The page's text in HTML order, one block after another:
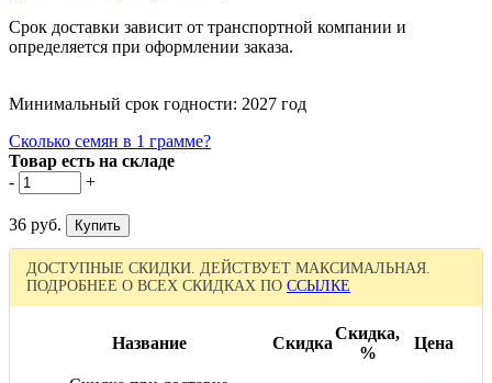
Срок доставки зависит от транспортной компании и
определяется при оформлении заказа.
Минимальный срок годности: 2027 год
Сколько семян в 1 грамме?
Товар есть на складе
-
+
36 руб.
ДОСТУПНЫЕ СКИДКИ. ДЕЙСТВУЕТ МАКСИМАЛЬНАЯ.
ПОДРОБНЕЕ О ВСЕХ СКИДКАХ ПО ССЫЛКЕ
Название Скидка
Скидка,
%
Цена